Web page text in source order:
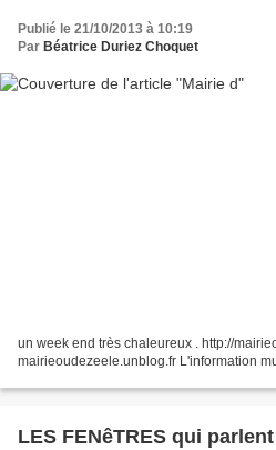
Publié le 21/10/2013 à 10:19
Par Béatrice Duriez Choquet
un week end très chaleureux . http://
mairieoudezeele.unblog.fr L'information
LES FENêTRES qui